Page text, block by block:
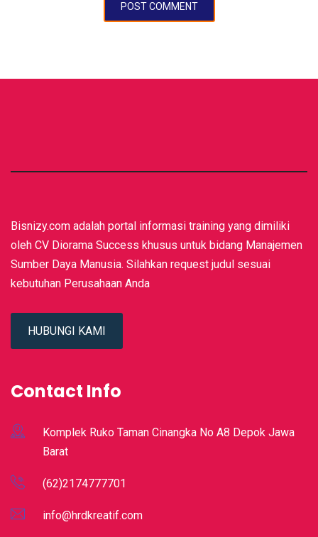
Bisnizy.com adalah portal informasi training yang dimiliki
oleh CV Diorama Success khusus untuk bidang Manajemen
Sumber Daya Manusia. Silahkan request judul sesuai
kebutuhan Perusahaan Anda
HUBUNGI KAMI
Contact Info
Komplek Ruko Taman Cinangka No A8 Depok Jawa
Barat
(62)2174777701
info@hrdkreatif.com